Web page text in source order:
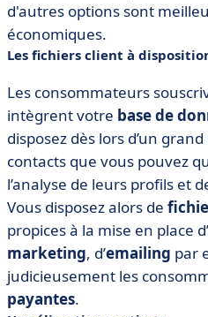
d'autres options sont
économiques.
Les fichiers client à
Les consommateurs
intègrent votre base de
disposez dès lors d’un
contacts que vous pouvez
l’analyse de leurs profils et
Vous disposez alors de
propices à la mise en place
marketing, d’emailing par
judicieusement les
payantes.